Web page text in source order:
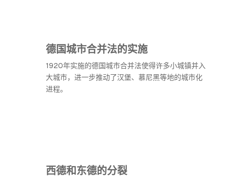
德国城市合并法的实施
1920年实施的德国城市合并法使得许多小城镇并入
大城市，进一步推动了汉堡、慕尼黑等地的城市化
进程。
西德和东德的分裂